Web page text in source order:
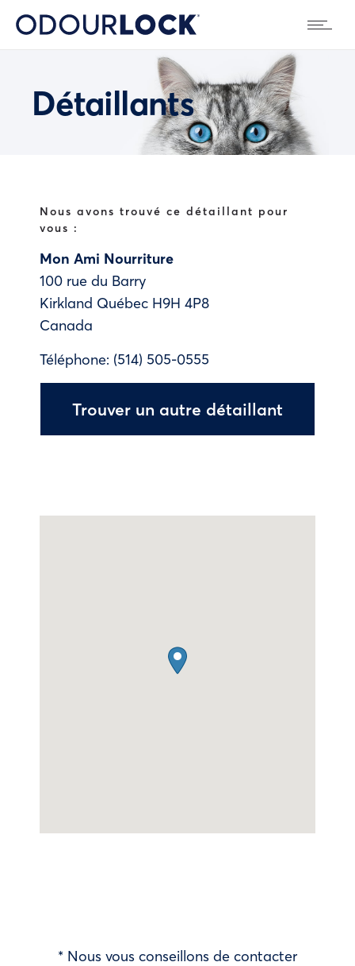
Détaillants
Nous avons trouvé ce détaillant pour
vous :
Mon Ami Nourriture
100 rue du Barry
Kirkland Québec H9H 4P8
Canada
Téléphone: (514) 505-0555
Trouver un autre détaillant
* Nous vous conseillons de contacter